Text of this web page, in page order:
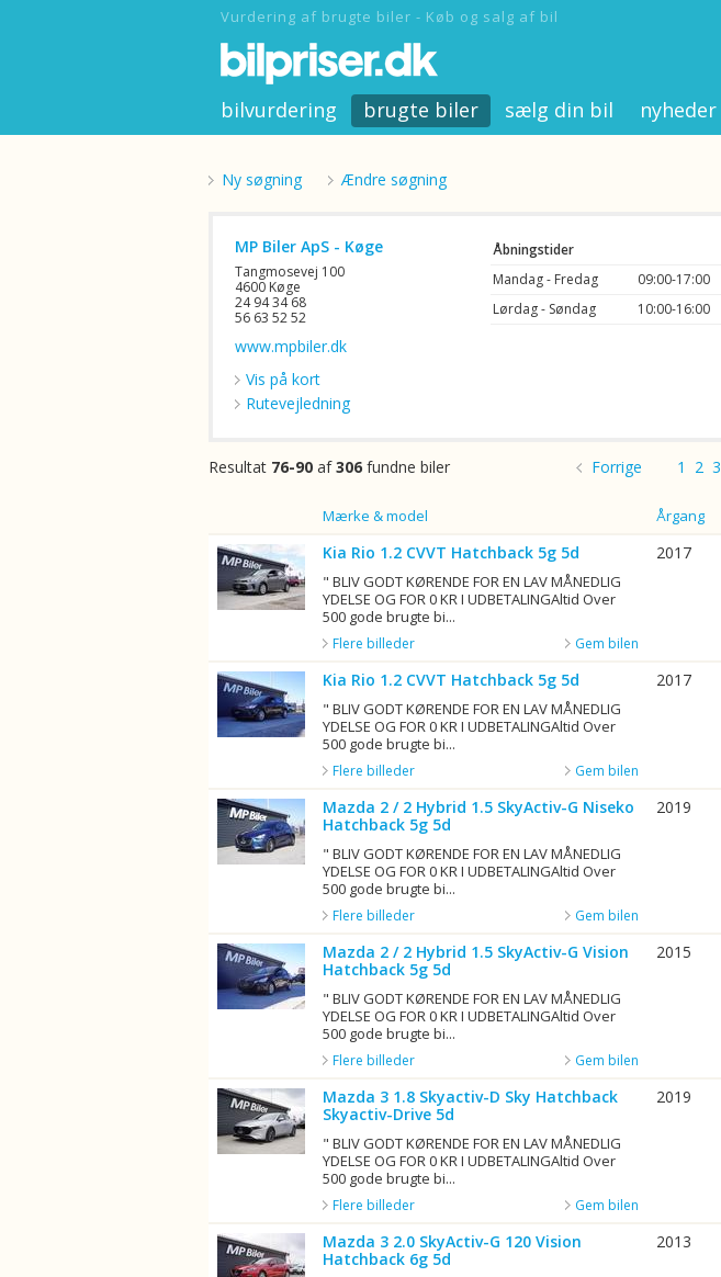
Vurdering af brugte biler - Køb og salg af bil
bilvurdering brugte biler sælg din bil nyheder
Ny søgning Ændre søgning
MP Biler ApS - Køge
Tangmosevej 100
4600 Køge
24 94 34 68
56 63 52 52
www.mpbiler.dk
Vis på kort
Rutevejledning
Åbningstider
Mandag - Fredag
09:00-17:00
Lørdag - Søndag
10:00-16:00
Forrige 1 2 3
Resultat 76-90 af306 fundne biler
Mærke & model Årgang
Kia Rio 1.2 CVVT Hatchback 5g 5d
" BLIV GODT KØRENDE FOR EN LAV MÅNEDLIG
YDELSE OG FOR 0 KR I UDBETALINGAltid Over
500 gode brugte bi...
Gem bilen
Flere billeder
2017
Kia Rio 1.2 CVVT Hatchback 5g 5d
" BLIV GODT KØRENDE FOR EN LAV MÅNEDLIG
YDELSE OG FOR 0 KR I UDBETALINGAltid Over
500 gode brugte bi...
Gem bilen
Flere billeder
2017
Mazda 2 / 2 Hybrid 1.5 SkyActiv-G Niseko
Hatchback 5g 5d
" BLIV GODT KØRENDE FOR EN LAV MÅNEDLIG
YDELSE OG FOR 0 KR I UDBETALINGAltid Over
500 gode brugte bi...
Gem bilen
Flere billeder
2019
Mazda 2 / 2 Hybrid 1.5 SkyActiv-G Vision
Hatchback 5g 5d
" BLIV GODT KØRENDE FOR EN LAV MÅNEDLIG
YDELSE OG FOR 0 KR I UDBETALINGAltid Over
500 gode brugte bi...
Gem bilen
Flere billeder
2015
Mazda 3 1.8 Skyactiv-D Sky Hatchback
Skyactiv-Drive 5d
" BLIV GODT KØRENDE FOR EN LAV MÅNEDLIG
YDELSE OG FOR 0 KR I UDBETALINGAltid Over
500 gode brugte bi...
Gem bilen
Flere billeder
2019
Mazda 3 2.0 SkyActiv-G 120 Vision
Hatchback 6g 5d
2013